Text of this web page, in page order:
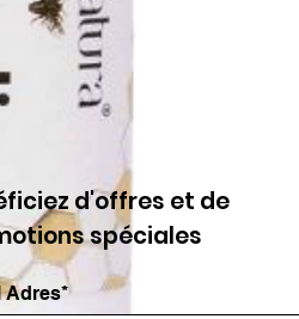
d'offres et de
spéciales
Adres*